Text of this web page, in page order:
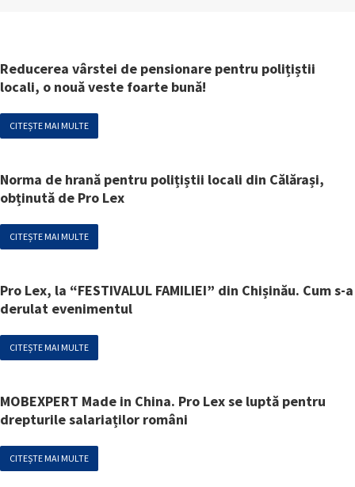
Reducerea vârstei de pensionare pentru polițiștii
locali, o nouă veste foarte bună!
CITEȘTE MAI MULTE
Norma de hrană pentru polițiștii locali din Călărași,
obținută de Pro Lex
CITEȘTE MAI MULTE
Pro Lex, la “FESTIVALUL FAMILIEI” din Chișinău. Cum s-a
derulat evenimentul
CITEȘTE MAI MULTE
MOBEXPERT Made in China. Pro Lex se luptă pentru
drepturile salariaților români
CITEȘTE MAI MULTE